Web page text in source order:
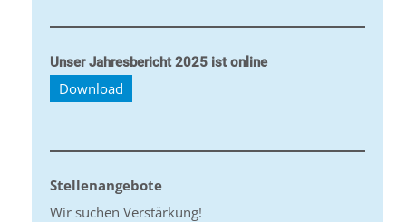
Unser Jahresbericht 2025 ist online
Download
Stellenangebote
Wir suchen Verstärkung!